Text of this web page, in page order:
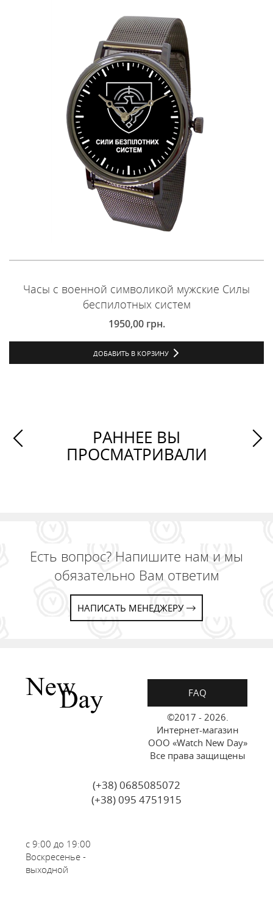
Часы с военной символикой мужские Силы
беспилотных систем
1950,00 грн.
ДОБАВИТЬ В КОРЗИНУ
РАННЕЕ ВЫ
ПРОСМАТРИВАЛИ
Есть вопрос? Напишите нам и мы
обязательно Вам ответим
НАПИСАТЬ МЕНЕДЖЕРУ
FAQ
©2017 - 2026.
Интернет-магазин
ООО «Watch New Day»
Все права защищены
(+38) 0685085072
(+38) 095 4751915
с 9:00 до 19:00
Воскресенье -
выходной